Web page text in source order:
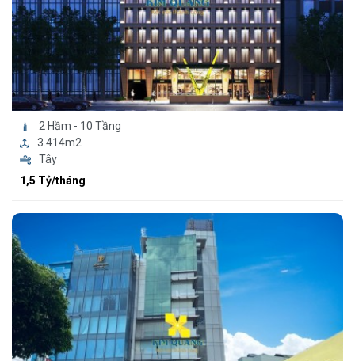
2 Hầm - 10 Tầng
3.414m2
Tây
1,5 Tỷ/tháng